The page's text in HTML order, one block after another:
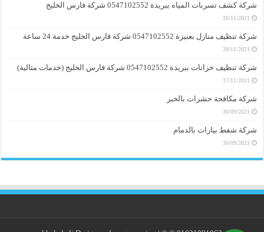
شركة كشف تسربات المياه ببريدة 0547102552 شركة فارس الخليج
20/11/2021
شركة تنظيف منازل بعنيزة 0547102552 شركة فارس الخليج خدمة 24 ساعة
20/11/2021
شركة تنظيف خزانات ببريدة 0547102552 شركة فارس الخليج (خدمات مثالية)
17/11/2021
شركة مكافحة حشرات بالخبر
30/09/2021
شركة شفط بيارات بالدمام
30/09/2021